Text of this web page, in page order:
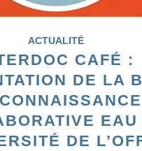
ACTUALITÉ
CAFÉ :
DE LA
EAU
DE